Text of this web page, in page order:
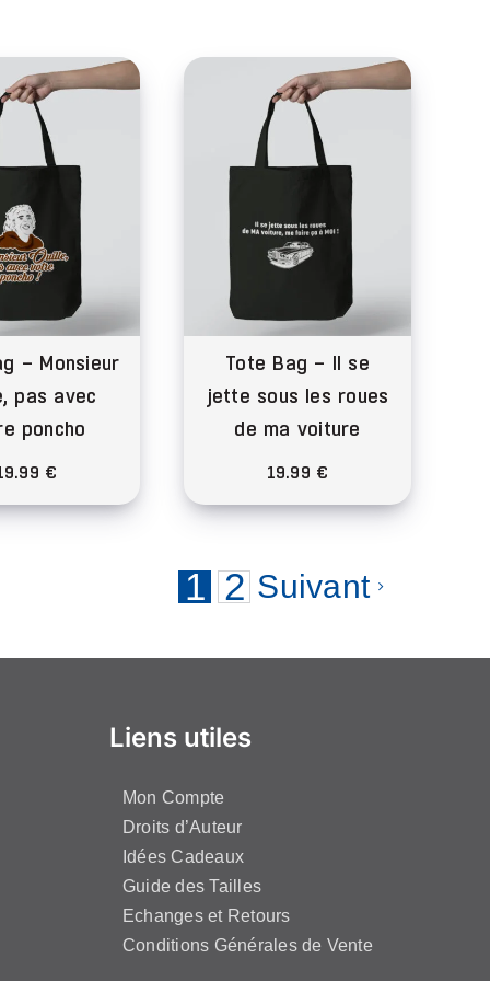
– Monsieur
pas avec
poncho
€
Ce
Les
Tote Bag – Il se
jette sous les roues
de ma voiture
19.99 €
Ce
plusieurs
Les
1 2 Suivant
Liens utiles
Mon Compte
Droits d’Auteur
Idées Cadeaux
Guide des Tailles
Echanges et Retours
Conditions Générales de Vente